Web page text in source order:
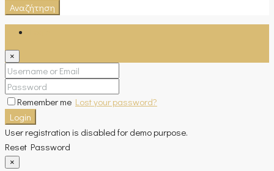
Αναζήτηση
×
Remember me Lost your password?
Login
User registration is disabled for demo purpose.
Reset Password
×